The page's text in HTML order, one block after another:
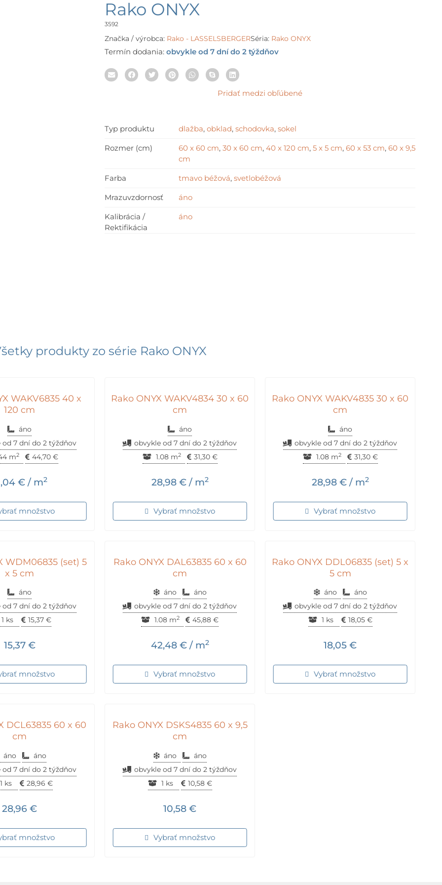
range:
10,58 €
63,72 €
Rako ONYX
3592
Značka / výrobca: Rako - LASSELSBERGERSéria: Rako ONYX
Termín dodania: obvykle od 7 dní do 2 týždňov
Pridať medzi obľúbené
Typ produktu dlažba, obklad, schodovka, sokel
Rozmer (cm) 60 x 60 cm, 30 x 60 cm, 40 x 120 cm, 5 x 5 cm, 60 x 53 cm, 60 x 9,5
cm
Farba tmavo béžová, svetlobéžová
Mrazuvzdornosť áno
Kalibrácia /
Rektifikácia
áno
produkty zo série Rako ONYX
WAKV6835 40 x
120 cm
áno
od 7 dní do 2 týždňov
m2 44,70 €
€ / m2
množstvo
Rako ONYX WAKV4834 30 x 60
cm
áno
obvykle od 7 dní do 2 týždňov
1.08 m2 31,30 €
28,98 €/ m2
Vybrať množstvo
Rako ONYX WAKV4835 30 x 60
cm
áno
obvykle od 7 dní do 2 týždňov
1.08 m2 31,30 €
28,98 €/ m2
Vybrať množstvo
WDM06835 (set) 5
x 5 cm
áno
od 7 dní do 2 týždňov
ks
15,37 €
15,37 €
množstvo
Rako ONYX DAL63835 60 x 60
cm
áno
áno
obvykle od 7 dní do 2 týždňov
1.08 m2 45,88 €
42,48 €/ m2
Vybrať množstvo
Rako ONYX DDL06835 (set) 5 x
5 cm
áno
áno
obvykle od 7 dní do 2 týždňov
1 ks
18,05 €
18,05 €
Vybrať množstvo
DCL63835 60 x 60
cm
áno
áno
od 7 dní do 2 týždňov
ks
28,96 €
28,96 €
množstvo
Rako ONYX DSKS4835 60 x 9,5
cm
áno
áno
obvykle od 7 dní do 2 týždňov
1 ks
10,58 €
10,58 €
Vybrať množstvo